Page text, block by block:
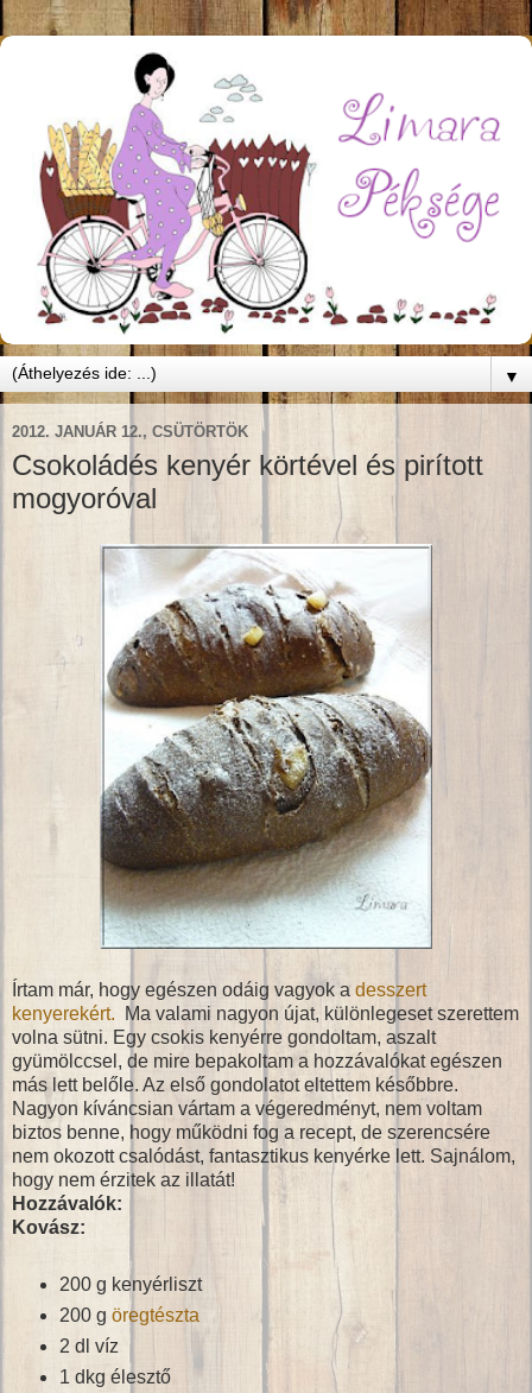
▼
2012. JANUÁR 12., CSÜTÖRTÖK
Csokoládés kenyér körtével és pirított
mogyoróval
Írtam már, hogy egészen odáig vagyok a desszert
kenyerekért.
Ma valami nagyon újat, különlegeset szerettem
volna sütni. Egy csokis kenyérre gondoltam, aszalt
gyümölccsel, de mire bepakoltam a hozzávalókat egészen
más lett belőle. Az első gondolatot eltettem későbbre.
Nagyon kíváncsian vártam a végeredményt, nem voltam
biztos benne, hogy működni fog a recept, de szerencsére
nem okozott csalódást, fantasztikus kenyérke lett. Sajnálom,
hogy nem érzitek az illatát!
Hozzávalók:
Kovász:
200 g kenyérliszt
200 g öregtészta
2 dl víz
1 dkg élesztő